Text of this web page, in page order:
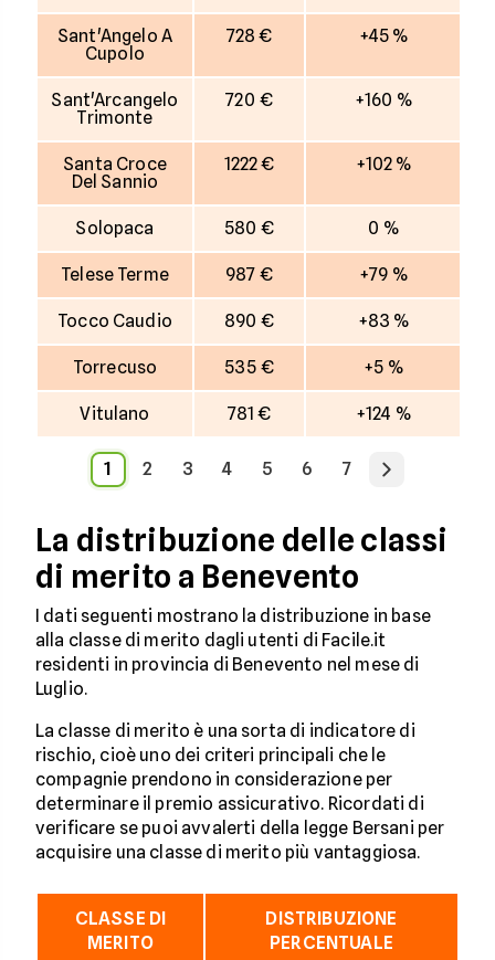
Sant'Angelo A
Cupolo
728 € +45 %
Sant'Arcangelo
Trimonte
720 € +160 %
Santa Croce
Del Sannio
1222 € +102 %
Solopaca 580 € 0 %
Telese Terme 987 € +79 %
Tocco Caudio 890 € +83 %
Torrecuso 535 € +5 %
Vitulano 781 € +124 %
1 2 3 4 5 6 7
La distribuzione delle classi
di merito a Benevento
I dati seguenti mostrano la distribuzione in base
alla classe di merito dagli utenti di Facile.it
residenti in provincia di Benevento nel mese di
Luglio.
La classe di merito è una sorta di indicatore di
rischio, cioè uno dei criteri principali che le
compagnie prendono in considerazione per
determinare il premio assicurativo. Ricordati di
verificare se puoi avvalerti della legge Bersani per
acquisire una classe di merito più vantaggiosa.
CLASSE DI
MERITO
DISTRIBUZIONE
PERCENTUALE